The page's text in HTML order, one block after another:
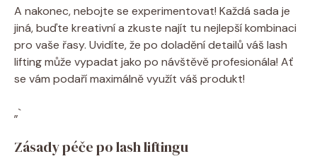
A nakonec, nebojte se experimentovat! Každá sada je
jiná, buďte kreativní a zkuste najít tu nejlepší kombinaci
pro vaše řasy. Uvidíte, že po doladění detailů váš lash
lifting může vypadat jako po návštěvě profesionála! Ať
se vám podaří maximálně využít váš produkt!
„`
Zásady péče po lash liftingu